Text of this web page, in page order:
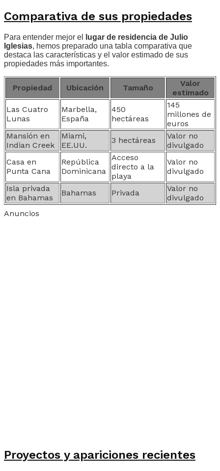
Comparativa de sus propiedades
Para entender mejor el
lugar de residencia de Julio
Iglesias, hemos preparado una tabla comparativa que
destaca las características y el valor estimado de sus
propiedades más importantes.
Propiedad Ubicación Tamaño
Valor
estimado
Las Cuatro
Lunas
Marbella,
España
450
hectáreas
145
millones de
euros
Mansión en
Indian Creek
Miami,
EE.UU.
3 hectáreas
Valor no
divulgado
Casa en
Punta Cana
República
Dominicana
Acceso
directo a la
playa
Valor no
divulgado
Isla privada
en Bahamas
Bahamas Privada
Valor no
divulgado
Anuncios
Proyectos y apariciones recientes